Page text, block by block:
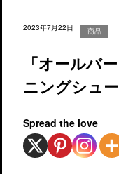
2023年7月22日 商品
「オールバ
ニングシュ
Spread the love